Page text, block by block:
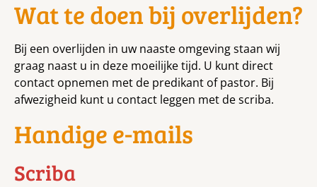
Wat te doen bij overlijden?
Bij een overlijden in uw naaste omgeving staan wij
graag naast u in deze moeilijke tijd. U kunt direct
contact opnemen met de predikant of pastor. Bij
afwezigheid kunt u contact leggen met de scriba.
Handige e-mails
Scriba